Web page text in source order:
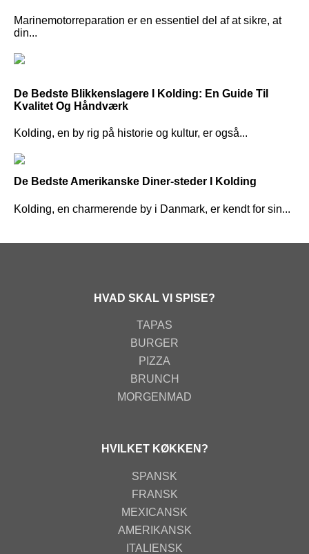
Marinemotorreparation er en essentiel del af at sikre, at
din...
De Bedste Blikkenslagere I Kolding: En Guide Til
Kvalitet Og Håndværk
Kolding, en by rig på historie og kultur, er også...
De Bedste Amerikanske Diner-steder I Kolding
Kolding, en charmerende by i Danmark, er kendt for sin...
HVAD SKAL VI SPISE?
TAPAS
BURGER
PIZZA
BRUNCH
MORGENMAD
HVILKET KØKKEN?
SPANSK
FRANSK
MEXICANSK
AMERIKANSK
ITALIENSK